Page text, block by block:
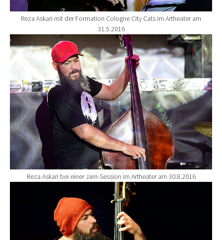
Reza Askari mit der Formation Cologne City Cats im Artheater am
31.5.2016
Show larger version for:
Reza Askari bei einer Jam-Session im Artheater am 30.8.2016